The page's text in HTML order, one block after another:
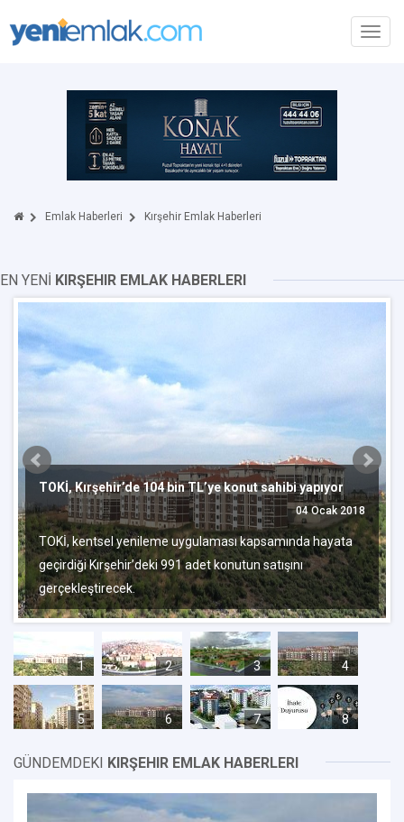
Emlak Haberleri Kırşehir Emlak Haberleri
EN YENİ KIRŞEHIR EMLAK HABERLERI
TOKİ, Kırşehir’de 104 bin TL’ye konut sahibi yapıyor
04 Ocak 2018
TOKİ, kentsel yenileme uygulaması kapsamında hayata
geçirdiği Kırşehir’deki 991 adet konutun satışını
gerçekleştirecek.
1 2 3 4
5 6 7 8
GÜNDEMDEKI KIRŞEHIR EMLAK HABERLERI